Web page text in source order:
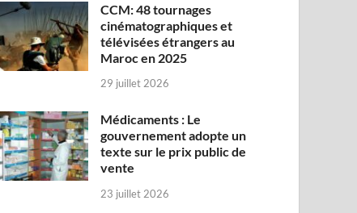
CCM: 48 tournages
cinématographiques et
télévisées étrangers au
Maroc en 2025
29 juillet 2026
Médicaments : Le
gouvernement adopte un
texte sur le prix public de
vente
23 juillet 2026